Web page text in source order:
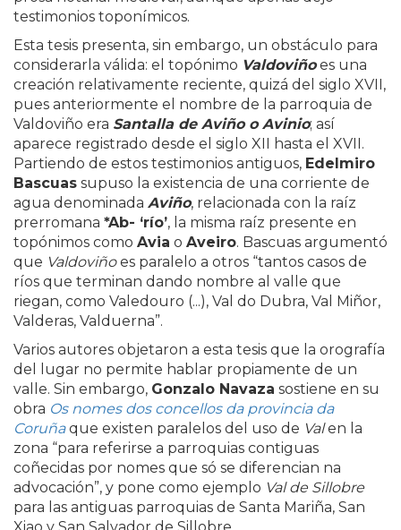
testimonios toponímicos.
Esta tesis presenta, sin embargo, un obstáculo para
considerarla válida: el topónimo Valdoviñoes una
creación relativamente reciente, quizá del siglo XVII,
pues anteriormente el nombre de la parroquia de
Valdoviño era Santalla de Aviño o Avinio; así
aparece registrado desde el siglo XII hasta el XVII.
Partiendo de estos testimonios antiguos, Edelmiro
Bascuas supuso la existencia de una corriente de
agua denominada Aviño, relacionada con la raíz
prerromana *Ab- ‘río’, la misma raíz presente en
topónimos como Avia o Aveiro. Bascuas argumentó
que Valdoviñoes paralelo a otros “tantos casos de
ríos que terminan dando nombre al valle que
riegan, como Valedouro (...), Val do Dubra, Val Miñor,
Valderas, Valduerna”.
Varios autores objetaron a esta tesis que la orografía
del lugar no permite hablar propiamente de un
valle. Sin embargo, Gonzalo Navaza sostiene en su
obra Os nomes dos concellos da provincia da
Coruñaque existen paralelos del uso de Valen la
zona “para referirse a parroquias contiguas
coñecidas por nomes que só se diferencian na
advocación”, y pone como ejemplo Val de Sillobre
para las antiguas parroquias de Santa Mariña, San